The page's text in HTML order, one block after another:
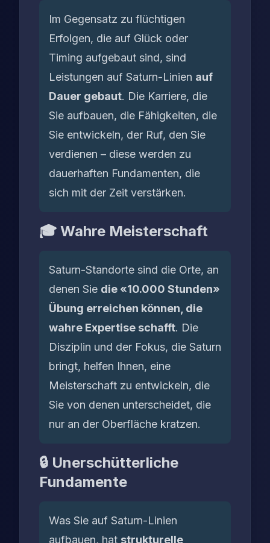
Im Gegensatz zu flüchtigen
Erfolgen, die auf Glück oder
Timing aufgebaut sind, sind
Leistungen auf Saturn-Linien auf
Dauer gebaut. Die Karriere, die
Sie aufbauen, die Fähigkeiten, die
Sie entwickeln, der Ruf, den Sie
verdienen – diese werden zu
dauerhaften Fundamenten, die
sich mit der Zeit verstärken.
🎓 Wahre Meisterschaft
Saturn-Standorte sind die Orte, an
denen Sie die «10.000 Stunden»
Übung erreichen können, die
wahre Expertise schafft. Die
Disziplin und der Fokus, die Saturn
bringt, helfen Ihnen, eine
Meisterschaft zu entwickeln, die
Sie von denen unterscheidet, die
nur an der Oberfläche kratzen.
🔒 Unerschütterliche
Fundamente
Was Sie auf Saturn-Linien
aufbauen, hat strukturelle